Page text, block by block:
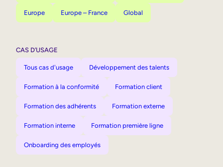
Europe Europe – France Global
CAS D’USAGE
Tous cas d'usage Développement des talents
Formation à la conformité Formation client
Formation des adhérents Formation externe
Formation interne Formation première ligne
Onboarding des employés